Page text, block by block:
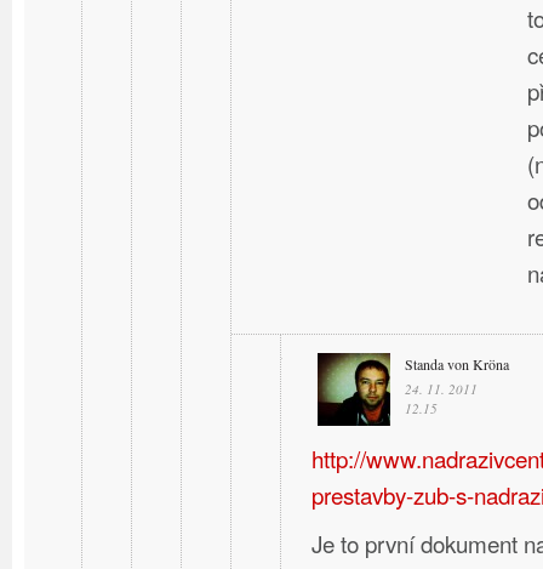
Standa von Kröna
24. 11. 2011
12.15
http://
prestavby-zub-s-
Je to první dokument